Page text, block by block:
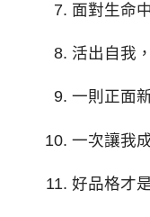
面對生命
活出自我
一則正面
一次讓我
好品格才